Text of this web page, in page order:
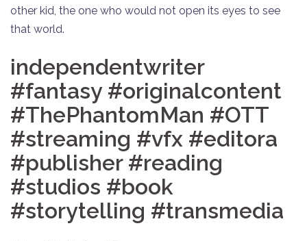
other kid, the one who would not open its eyes to see
that world.
independentwriter
#fantasy #originalcontent
#ThePhantomMan #OTT
#streaming #vfx #editora
#publisher #reading
#studios #book
#storytelling #transmedia